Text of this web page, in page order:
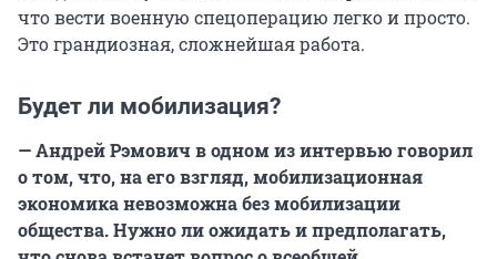
что вести военную спецоперацию легко и просто.
Это грандиозная, сложнейшая работа.
Будет ли мобилизация?
— Андрей Рэмович в одном из интервью говорил
о том, что, на его взгляд, мобилизационная
экономика невозможна без мобилизации
общества. Нужно ли ожидать и предполагать,